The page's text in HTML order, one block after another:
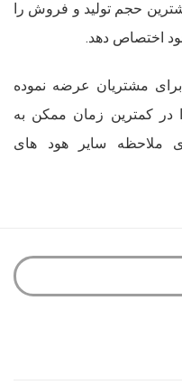
حجم تولید و فروش را
اختصاص دهد.
برای مشتریان عرضه نموده
در کمترین زمان ممکن به
ملاحظه سایر هود های